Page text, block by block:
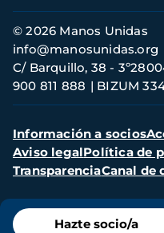
Menú
Hazte socio/a
Información
de
contacto
© 2026 Manos Unidas
C/ Barquillo, 38 -
900 811 888
BIZUM
info@manosunidas.org
Menú
secundario
Información a socios
Aviso legalPolítica de
TransparenciaCanal de